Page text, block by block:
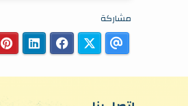
مشاركة